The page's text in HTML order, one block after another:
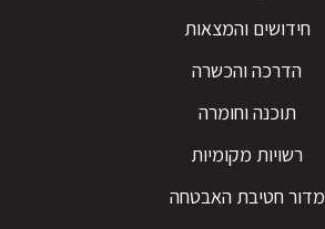
חידושים והמצאות
הדרכה והכשרה
תוכנה וחומרה
רשויות מקומיות
מדור חטיבת האבטחה